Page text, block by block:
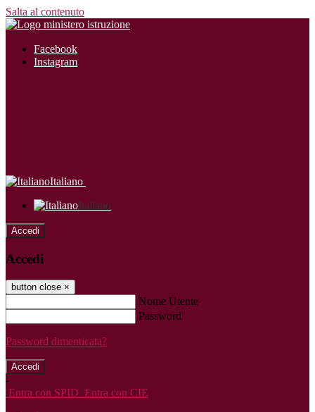
Salta al contenuto
Facebook
Instagram
Italiano
Italiano
Accedi
Accedi
button close ×
Nome Utente
Password
Password dimenticata?
-
Entra con SPID Entra con CIE